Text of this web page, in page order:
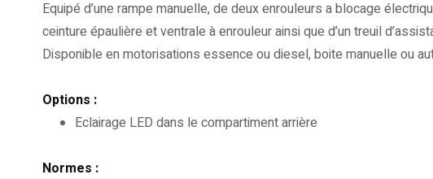
Equipé d’une rampe manuelle, de deux enrouleurs a blocage
ceinture épaulière et ventrale à enrouleur ainsi que d’un treuil
Disponible en motorisations essence ou diesel, boite manuelle ou
Options :
Eclairage LED dans le compartiment arrière
Normes :